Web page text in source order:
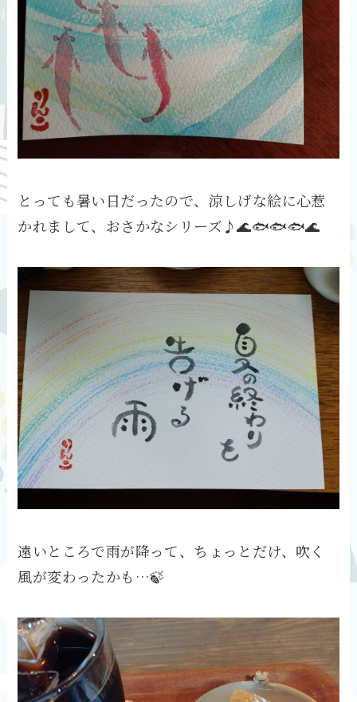
とっても暑い日だったので、涼しげな絵に心惹
かれまして、おさかなシリーズ♪🌊🐟🐟🐟🌊
遠いところで雨が降って、ちょっとだけ、吹く
風が変わったかも…🍃